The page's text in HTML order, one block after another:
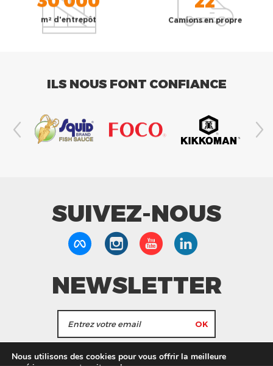
m² d'entrepôt Camions en propre
ILS NOUS FONT CONFIANCE
SUIVEZ-NOUS
NEWSLETTER
J'accepte de recevoir les actualités et les
Nous utilisons des cookies pour vous offrir la meilleure